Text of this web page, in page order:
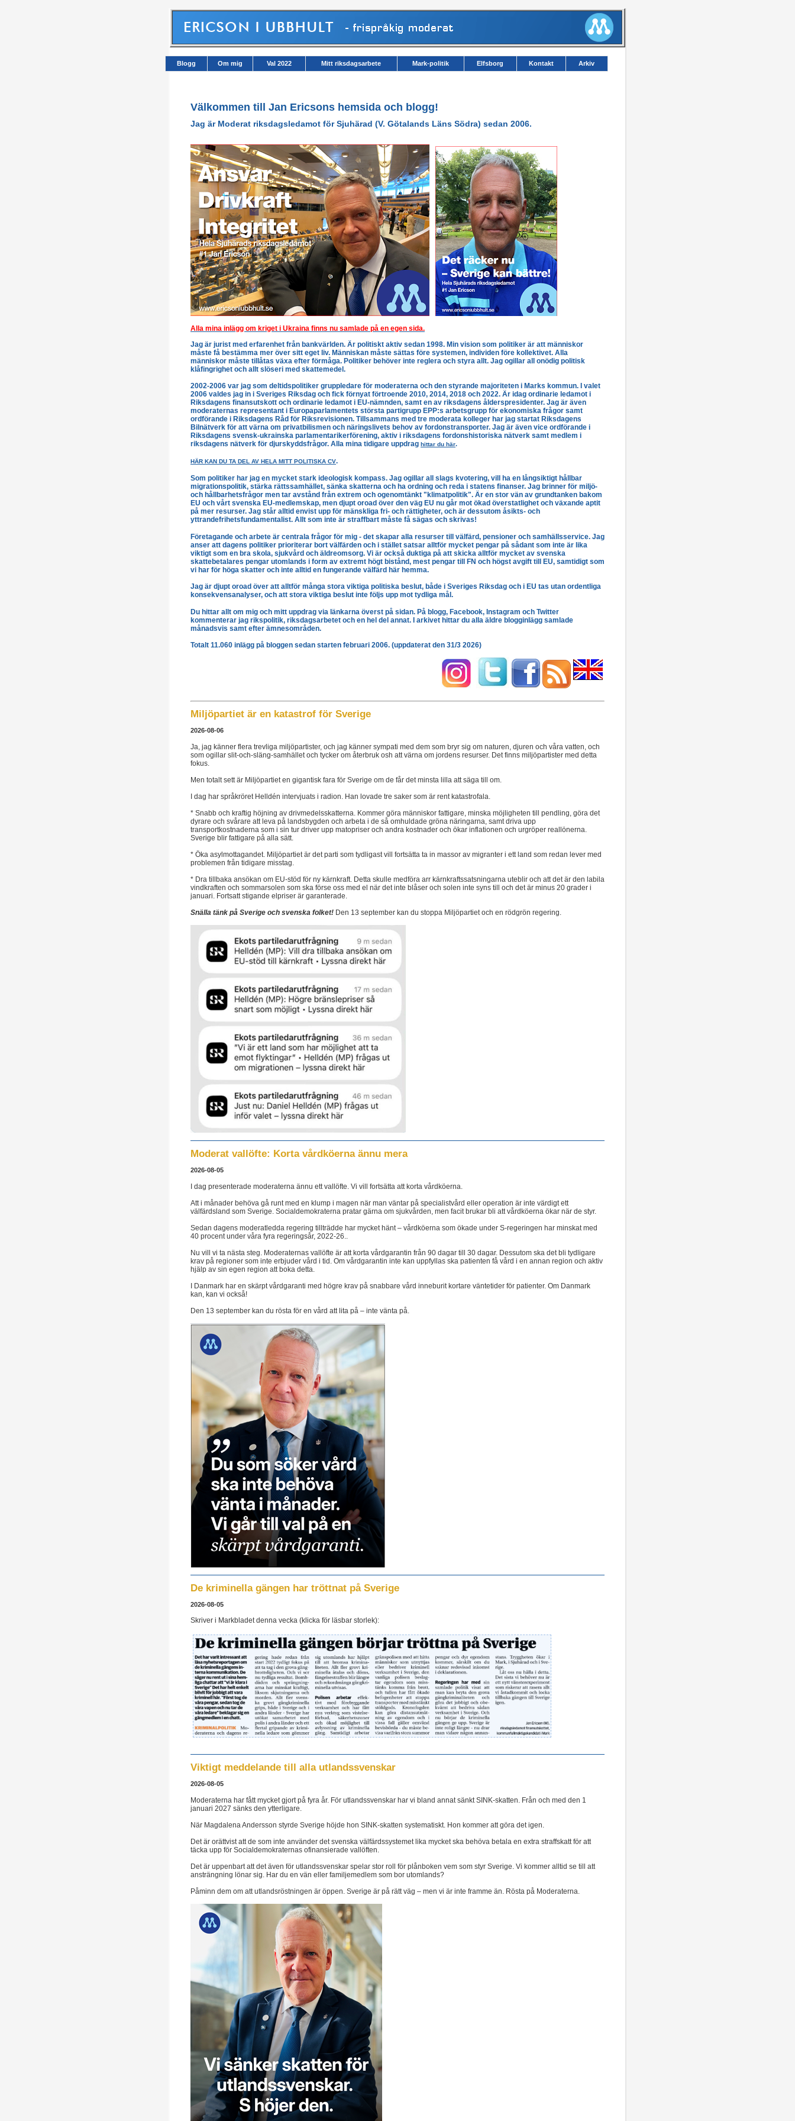
Välkommen till Jan Ericsons hemsida och blogg!
Jag är Moderat riksdagsledamot för Sjuhärad (V. Götalands Läns Södra) sedan 2006.
Alla mina inlägg om kriget i Ukraina finns nu samlade på en egen sida.
Jag är jurist med erfarenhet från bankvärlden. Är politiskt aktiv sedan 1998. Min vision som politiker är att människor
måste få bestämma mer över sitt eget liv. Människan måste sättas före systemen, individen före kollektivet. Alla
människor måste tillåtas växa efter förmåga. Politiker behöver inte reglera och styra allt. Jag ogillar all onödig politisk
klåfingrighet och allt slöseri med skattemedel.
2002-2006 var jag som deltidspolitiker gruppledare för moderaterna och den styrande majoriteten i Marks kommun. I valet
2006 valdes jag in i Sveriges Riksdag och fick förnyat förtroende 2010, 2014, 2018 och 2022. Är idag ordinarie ledamot i
Riksdagens finansutskott och ordinarie ledamot i EU-nämnden, samt en av riksdagens ålderspresidenter. Jag är även
moderaternas representant i Europaparlamentets största partigrupp EPP:s arbetsgrupp för ekonomiska frågor samt
ordförande i Riksdagens Råd för Riksrevisionen. Tillsammans med tre moderata kolleger har jag startat Riksdagens
Bilnätverk för att värna om privatbilismen och näringslivets behov av fordonstransporter. Jag är även vice ordförande i
Riksdagens svensk-ukrainska parlamentarikerförening, aktiv i riksdagens fordonshistoriska nätverk samt medlem i
riksdagens nätverk för djurskyddsfrågor. Alla mina tidigare uppdrag hittar du här.
HÄR KAN DU TA DEL AV HELA MITT POLITISKA CV.
Som politiker har jag en mycket stark ideologisk kompass. Jag ogillar all slags kvotering, vill ha en långsiktigt hållbar
migrationspolitik, stärka rättssamhället, sänka skatterna och ha ordning och reda i statens finanser. Jag brinner för miljö-
och hållbarhetsfrågor men tar avstånd från extrem och ogenomtänkt "klimatpolitik". Är en stor vän av grundtanken bakom
EU och vårt svenska EU-medlemskap, men djupt oroad över den väg EU nu går mot ökad överstatlighet och växande aptit
på mer resurser. Jag står alltid envist upp för mänskliga fri- och rättigheter, och är dessutom åsikts- och
yttrandefrihetsfundamentalist. Allt som inte är straffbart måste få sägas och skrivas!
Företagande och arbete är centrala frågor för mig - det skapar alla resurser till välfärd, pensioner och samhällsservice. Jag
anser att dagens politiker prioriterar bort välfärden och i stället satsar alltför mycket pengar på sådant som inte är lika
viktigt som en bra skola, sjukvård och äldreomsorg. Vi är också duktiga på att skicka alltför mycket av svenska
skattebetalares pengar utomlands i form av extremt högt bistånd, mest pengar till FN och högst avgift till EU, samtidigt som
vi har för höga skatter och inte alltid en fungerande välfärd här hemma.
Jag är djupt oroad över att alltför många stora viktiga politiska beslut, både i Sveriges Riksdag och i EU tas utan ordentliga
konsekvensanalyser, och att stora viktiga beslut inte följs upp mot tydliga mål.
Du hittar allt om mig och mitt uppdrag via länkarna överst på sidan. På blogg, Facebook, Instagram och Twitter
kommenterar jag rikspolitik, riksdagsarbetet och en hel del annat.
arkivet hittar du alla äldre blogginlägg samlade
månadsvis samt efter ämnesområden.
Totalt 11.060 inlägg på bloggen sedan starten februari 2006. (uppdaterat den 31/3 2026)
Miljöpartiet är en katastrof för Sverige
2026-08-06
Ja, jag känner flera trevliga miljöpartister, och jag känner sympati med dem som bryr sig om naturen, djuren och våra vatten, och
som ogillar slit-och-släng-samhället och tycker om återbruk osh att värna om jordens resurser. Det finns miljöpartister med detta
fokus.
Men totalt sett är Miljöpartiet en gigantisk fara för Sverige om de får det minsta lilla att säga till om.
I dag har språkröret Helldén intervjuats i radion. Han lovade tre saker som är rent katastrofala.
* Snabb och kraftig höjning av drivmedelsskatterna. Kommer göra människor fattigare, minska möjligheten till pendling, göra det
dyrare och svårare att leva på landsbygden och arbeta i de så omhuldade gröna näringarna, samt driva upp
transportkostnaderna som i sin tur driver upp matopriser och andra kostnader och ökar inflationen och urgröper reallönerna.
Sverige blir fattigare på alla sätt.
* Öka asylmottagandet. Miljöpartiet är det parti som tydligast vill fortsätta ta in massor av migranter i ett land som redan lever med
problemen från tidigare misstag.
* Dra tillbaka ansökan om EU-stöd för ny kärnkraft. Detta skulle medföra arr kärnkraftssatsningarna uteblir och att det är den labila
vindkraften och sommarsolen som ska förse oss med el när det inte blåser och solen inte syns till och det är minus 20 grader i
januari. Fortsatt stigande elpriser är garanterade.
Snälla tänk på Sverige och svenska folket! Den 13 september kan du stoppa Miljöpartiet och en rödgrön regering.
Moderat vallöfte: Korta vårdköerna ännu mera
2026-08-05
I dag presenterade moderaterna ännu ett vallöfte. Vi vill fortsätta att korta vårdköerna.
Att i månader behöva gå runt med en klump i magen när man väntar på specialistvård eller operation är inte värdigt ett
välfärdsland som Sverige. Socialdemokraterna pratar gärna om sjukvården, men facit brukar bli att vårdköerna ökar när de styr.
Sedan dagens moderatledda regering tillträdde har mycket hänt – vårdköerna som ökade under S-regeringen har minskat med
40 procent under våra fyra regeringsår, 2022-26..
Nu vill vi ta nästa steg. Moderaternas vallöfte är att korta vårdgarantin från 90 dagar till 30 dagar. Dessutom ska det bli tydligare
krav på regioner som inte erbjuder vård i tid. Om vårdgarantin inte kan uppfyllas ska patienten få vård i en annan region och aktiv
hjälp av sin egen region att boka detta.
I Danmark har en skärpt vårdgaranti med högre krav på snabbare vård inneburit kortare väntetider för patienter. Om Danmark
kan, kan vi också!
Den 13 september kan du rösta för en vård att lita på – inte vänta på.
De kriminella gängen har tröttnat på Sverige
2026-08-05
Skriver i Markbladet denna vecka (klicka för läsbar storlek):
Viktigt meddelande till alla utlandssvenskar
2026-08-05
Moderaterna har fått mycket gjort på fyra år. För utlandssvenskar har vi bland annat sänkt SINK-skatten. Från och med den 1
januari 2027 sänks den ytterligare.
När Magdalena Andersson styrde Sverige höjde hon SINK-skatten systematiskt. Hon kommer att göra det igen.
Det är orättvist att de som inte använder det svenska välfärdssystemet lika mycket ska behöva betala en extra straffskatt för att
täcka upp för Socialdemokraternas ofinansierade vallöften.
Det är uppenbart att det även för utlandssvenskar spelar stor roll för plånboken vem som styr Sverige. Vi kommer alltid se till att
ansträngning lönar sig. Har du en vän eller familjemedlem som bor utomlands?
Påminn dem om att utlandsröstningen är öppen. Sverige är på rätt väg – men vi är inte framme än. Rösta på Moderaterna.
Blogg Om mig Val 2022 Mitt riksdagsarbete Mark-politik Elfsborg Kontakt Arkiv